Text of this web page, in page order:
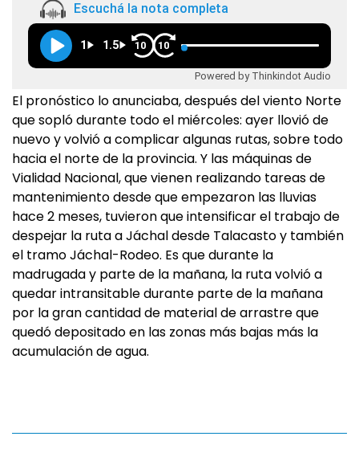
Escuchá la nota completa
1 1.5 10 10
Powered by Thinkindot Audio
El pronóstico lo anunciaba, después del viento Norte
que sopló durante todo el miércoles: ayer llovió de
nuevo y volvió a complicar algunas rutas, sobre todo
hacia el norte de la provincia. Y las máquinas de
Vialidad Nacional, que vienen realizando tareas de
mantenimiento desde que empezaron las lluvias
hace 2 meses, tuvieron que intensificar el trabajo de
despejar la ruta a Jáchal desde Talacasto y también
el tramo Jáchal-Rodeo. Es que durante la
madrugada y parte de la mañana, la ruta volvió a
quedar intransitable durante parte de la mañana
por la gran cantidad de material de arrastre que
quedó depositado en las zonas más bajas más la
acumulación de agua.